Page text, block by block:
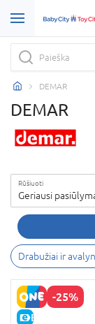
DEMAR
DEMAR
Rūšiuoti
Geriausi
Drabužiai ir
-25%
E-KAINA